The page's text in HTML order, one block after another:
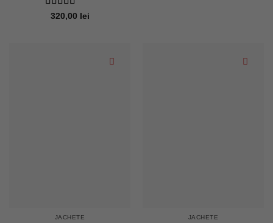
Evaluat la5
320,00 lei
JACHETE JACHETE